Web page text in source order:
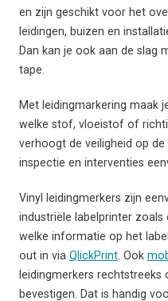
en zijn geschikt voor het
leidingen, buizen en
Dan kan je ook aan de slag
tape.
Met leidingmarkering maak
welke stof, vloeistof of
verhoogt de veiligheid op
inspectie en interventies
Vinyl leidingmerkers zijn
industriële labelprinter zoals
welke informatie op het
out in via QlickPrint . Ook
leidingmerkers
bevestigen. Dat is handig